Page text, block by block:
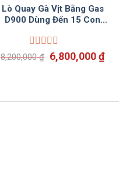
Lò Quay Gà Vịt Bằng Gas
D900 Dùng Đến 15 Con
Được
xếp
sao
8,200,000₫ Giá
gốc
6,800,000₫Giá